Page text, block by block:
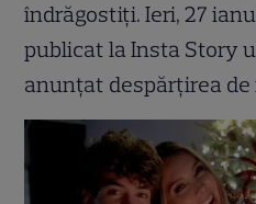
îndrăgostiți. Ieri, 27
publicat la Insta Story
anunțat despărțirea